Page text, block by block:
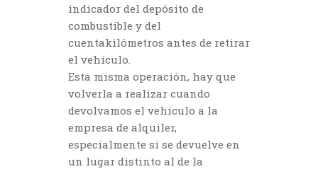
indicador del depósito de
combustible y del
cuentakilómetros antes de retirar
el vehículo.
Esta misma operación, hay que
volverla a realizar cuando
devolvamos el vehículo a la
empresa de alquiler,
especialmente si se devuelve en
un lugar distinto al de la